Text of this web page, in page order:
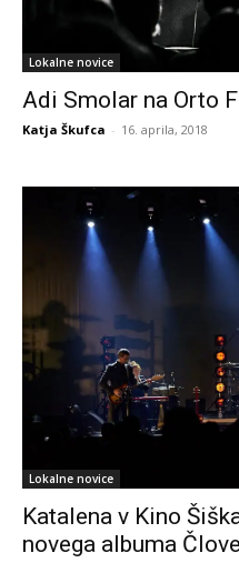
Lokalne novice
Adi Smolar na Orto
Katja Škufca - 16. aprila, 2018
Lokalne novice
Katalena v Kino
novega albuma